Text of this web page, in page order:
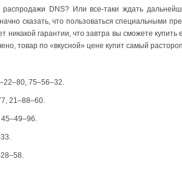
DNS? Или все-таки ждать
сказать, что пользоваться специальными
никакой гарантии, что завтра вы сможете
товар по «вкусной» цене купит самый
75–56–32.
21–88–60.